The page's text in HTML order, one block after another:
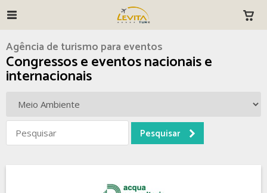
Agência de turismo para eventos
Congressos e eventos nacionais e
internacionais